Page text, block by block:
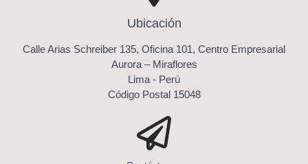
Ubicación
Calle Arias Schreiber 135, Oficina 101, Centro Empresarial
Aurora – Miraflores
Lima - Perú
Código Postal 15048